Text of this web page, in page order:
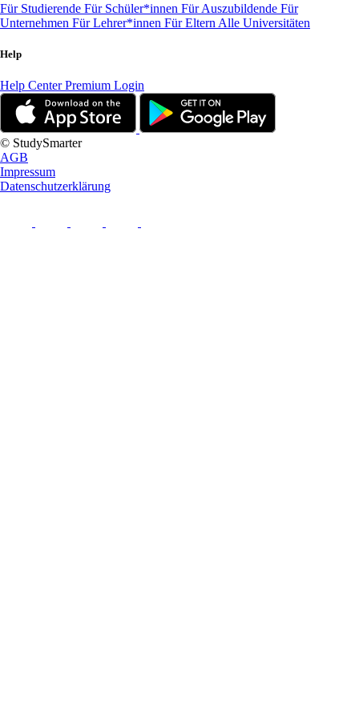
Für Studierende Für Schüler*innen Für Auszubildende Für
Unternehmen Für Lehrer*innen Für Eltern Alle Universitäten
Help
Help CenterPremium Login
© StudySmarter
AGB
Impressum
Datenschutzerklärung